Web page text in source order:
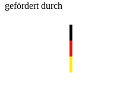
gefördert durch